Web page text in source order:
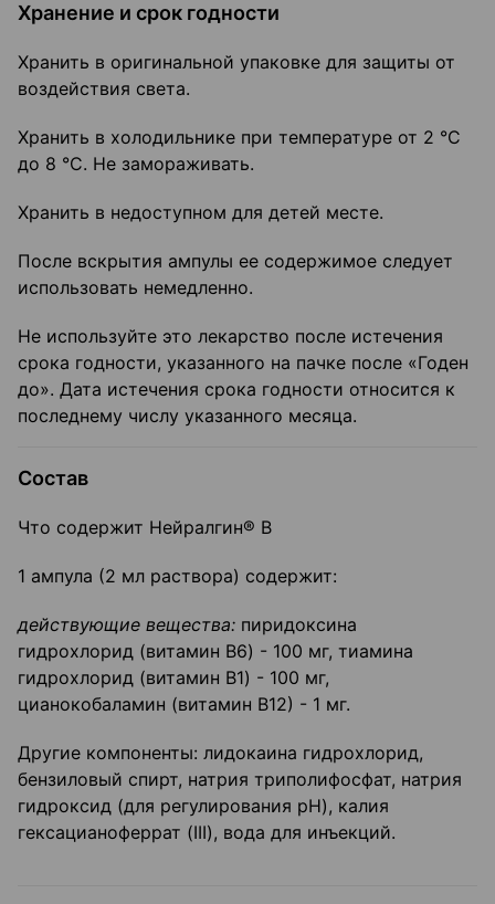
Хранение и срок годности
Хранить в оригинальной упаковке для защиты от
воздействия света.
Хранить в холодильнике при температуре от 2 °C
до 8 °C. Не замораживать.
Хранить в недоступном для детей месте.
После вскрытия ампулы ее содержимое следует
использовать немедленно.
Не используйте это лекарство после истечения
срока годности, указанного на пачке после «Годен
до». Дата истечения срока годности относится к
последнему числу указанного месяца.
Состав
Что содержит Нейралгин® В
1 ампула (2 мл раствора) содержит:
действующие вещества: пиридоксина
гидрохлорид (витамин B6) - 100 мг, тиамина
гидрохлорид (витамин B1) - 100 мг,
цианокобаламин (витамин В12) - 1 мг.
Другие компоненты: лидокаина гидрохлорид,
бензиловый спирт, натрия триполифосфат, натрия
гидроксид (для регулирования pH), калия
гексацианоферрат (III), вода для инъекций.